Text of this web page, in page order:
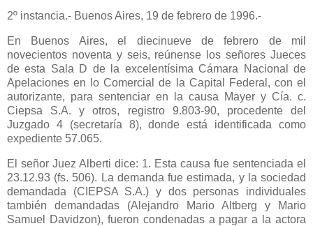
2º instancia.- Buenos Aires, 19 de febrero de 1996.-
En Buenos Aires, el diecinueve de febrero de mil
novecientos noventa y seis, reúnense los señores Jueces
de esta Sala D de la excelentísima Cámara Nacional de
Apelaciones en lo Comercial de
la Capital Federal , con el
autorizante, para sentenciar en la causa Mayer y Cía. c.
Ciepsa S.A. y otros, registro 9.803-90, procedente del
Juzgado 4 (secretaría 8), donde está identificada como
expediente 57.065.
El señor Juez Alberti dice: 1. Esta causa fue sentenciada el
23.12.93 (fs. 506). La demanda fue estimada, y la sociedad
demandada (CIEPSA S.A.) y dos personas individuales
también demandadas (Alejandro Mario Altberg y Mario
Samuel Davidzon), fueron condenadas a pagar a la actora